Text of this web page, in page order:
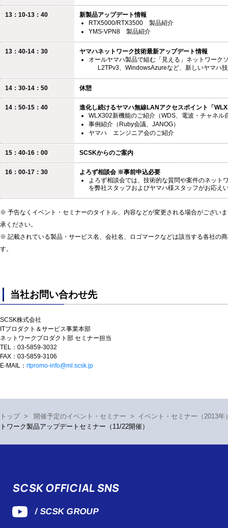
トップ > 開催予定のイベント・セミナー >
イベント・セミナー（2013年
トワーク製品アップデートセミナー（11/22開催）
13：10-13：40
新製品アップデート情報
RTX5000/RTX3500 製品紹介
YMS-VPN8 製品紹介
13：40-14：30
ヤマハネットワーク技術最新アップデート情報
オールヤマハ製品で組む「見える」ネットワーク
L2TPv3、WindowsAzureなど、新しいヤマハ
14：30-14：50 休憩
14：50-15：40
進化し続けるヤマハ無線LANアクセスポイント「
WLX302新機能のご紹介（WDS、電波・チャネル
事例紹介（Ruby会議、JANOG）
ヤマハ エンジニア会のご紹介
15：40-16：00 SCSKからのご案内
16：00-17：30
よろず相談会 ※事前申込必要
よろず相談会では、技術的な質問や案件のネット
を弊社スタッフおよびヤマハ様スタッフがお応え
※ 予告なくイベント・セミナーのタイトル、内容などが変更される場合がござい
承ください。
※ 記載されている製品・サービス名、会社名、ロゴマークなどは該当する各社の
す。
当社お問い合わせ先
SCSK株式会社
ITプロダクト＆サービス事業本部
ネットワークプロダクト部 セミナー担当
TEL：03-5859-3032
FAX：03-5859-3106
E-MAIL： rtpromo-info@ml.scsk.jp
SCSK OFFICIAL SNS
/ SCSK GROUP